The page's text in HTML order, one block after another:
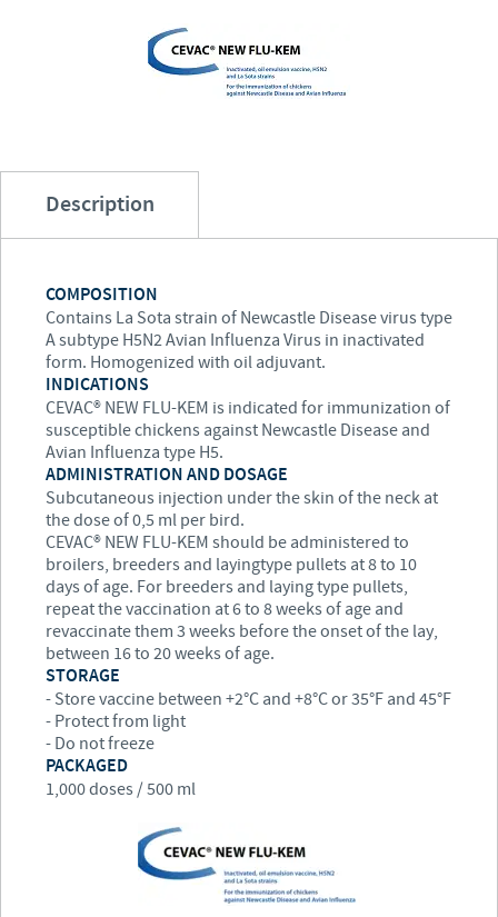
Avantages du poussin Ceva Inside
C.H.I.C.K. Program®
Importance de la responsabilité
Programmes de soutien
CARRIERE
Description
COMPOSITION
Contains La Sota strain of Newcastle Disease virus type
A subtype H5N2 Avian Influenza Virus in inactivated
form. Homogenized with oil adjuvant.
INDICATIONS
CEVAC® NEW FLU-KEM is indicated for immunization of
susceptible chickens against Newcastle Disease and
Avian Influenza type H5.
ADMINISTRATION AND DOSAGE
Subcutaneous injection under the skin of the neck at
the dose of 0,5 ml per bird.
CEVAC® NEW FLU-KEM should be administered to
broilers, breeders and layingtype pullets at 8 to 10
days of age. For breeders and laying type pullets,
repeat the vaccination at 6 to 8 weeks of age and
revaccinate them 3 weeks before the onset of the lay,
between 16 to 20 weeks of age.
STORAGE
- Store vaccine between +2°C and +8°C or 35°F and 45°F
- Protect from light
- Do not freeze
PACKAGED
1,000 doses / 500 ml